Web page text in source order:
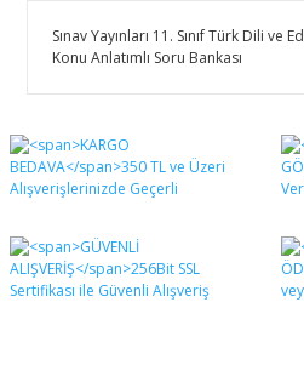
Sınav Yayınları 11. Sınıf Türk Dili ve
Konu Anlatımlı Soru Bankası
Bu ürüne ilk
Yorum
Bu ürünün fiyat bilgisi, resim,
diğer konularda yetersiz
formunu kullanarak tarafımıza
Görüş ve önerileriniz için
Ürün resmi kalitesiz, bozuk
Ürün açıklamasında eksik